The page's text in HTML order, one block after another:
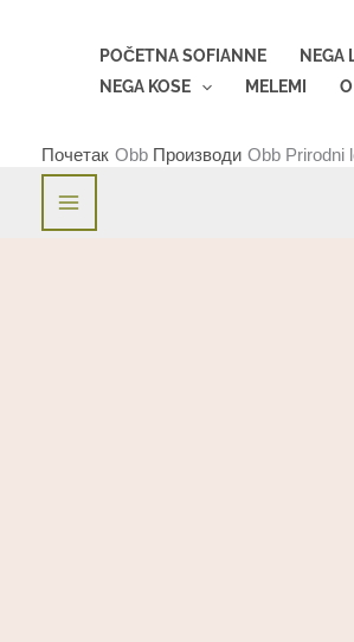
POČETNA SOFIANNE NEGA
NEGA KOSE
MELEMI
Почетак Производи Prirodni